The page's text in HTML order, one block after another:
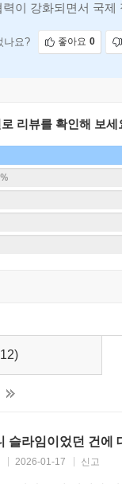
이 강화되면서 국
며, 앞으로의 전개
리뷰를 확인해 보세
슬라임이었던 건에